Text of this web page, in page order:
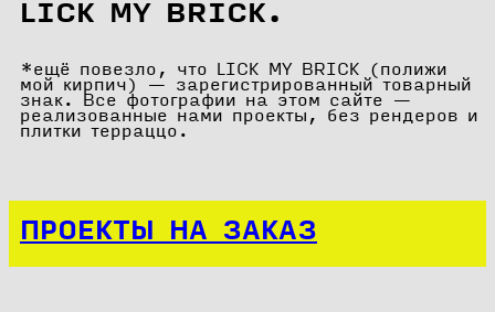
LICK MY BRICK.
*ещё повезло, что LICK MY BRICK (полижи
мой кирпич) — зарегистрированный товарный
знак. Все фотографии на этом сайте —
реализованные нами проекты, без рендеров и
плитки терраццо.
ПРОЕКТЫ НА ЗАКАЗ